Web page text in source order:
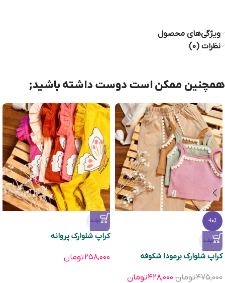
ویژگی‌های محصول
نظرات (0)
همچنین ممکن است دوست داشته باشید;
-10%
تمام‌شد
کراپ شلوارک برمودا شکوفه
۴۷۵,۰۰۰تومان ۴۲۸,۰۰۰تومان
تمام‌شد
کراپ شلوارک پروانه
۲۵۸,۰۰۰تومان